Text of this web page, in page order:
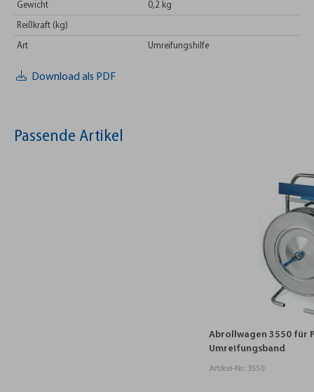
Gewicht 0,2 kg
Reißkraft (kg)
Art Umreifungshilfe
Download als PDF
Passende Artikel
Abrollwagen 3541
Artikel-Nr.: 3541